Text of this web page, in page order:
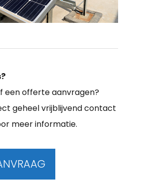
een offerte aanvragen?
geheel vrijblijvend contact
meer informatie.